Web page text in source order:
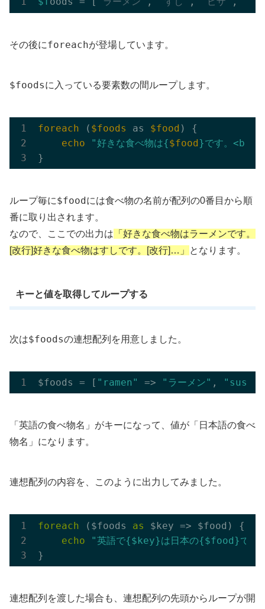
その後にforeachが登場しています。
$foodsに入っている要素数の間ループします。
foreach ( $foods as $food ) {
echo
"好きな食べ物は{$food}です。<br
ループ毎に$food には食べ物の名前が配列の0番目から順
番に取り出されます。
なので、ここでの出力は 「好きな食べ物はラーメンです。
[改行]好きな食べ物はすしです。[改行]…」
となります。
キーと値を取得してループする
次は$foodsの連想配列を用意しました。
$foods = [ "ramen" => "ラーメン" , "sushi"
「英語の食べ物名」がキーになって、値が「日本語の食べ
物名」になります。
連想配列の内容を、このように出力してみました。
foreach ($foods as
$key => $food) {
echo
"英語で{$key}は日本の{$food}で
連想配列を渡した場合も、連想配列の先頭からループが開